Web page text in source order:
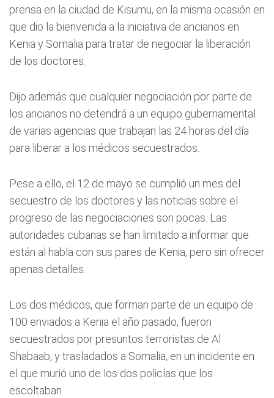
prensa en la ciudad de Kisumu, en la misma ocasión en
que dio la bienvenida a la iniciativa de ancianos en
Kenia y Somalia para tratar de negociar la liberación
de los doctores.
Dijo además que cualquier negociación por parte de
los ancianos no detendrá a un equipo gubernamental
de varias agencias que trabajan las 24 horas del día
para liberar a los médicos secuestrados.
Pese a ello, el 12 de mayo se cumplió un mes del
secuestro de los doctores y las noticias sobre el
progreso de las negociaciones son pocas. Las
autoridades cubanas se han limitado a informar que
están al habla con sus pares de Kenia, pero sin ofrecer
apenas detalles.
Los dos médicos, que forman parte de un equipo de
100 enviados a Kenia el año pasado, fueron
secuestrados por presuntos terroristas de Al
Shabaab, y trasladados a Somalia, en un incidente en
el que murió uno de los dos policías que los
escoltaban.